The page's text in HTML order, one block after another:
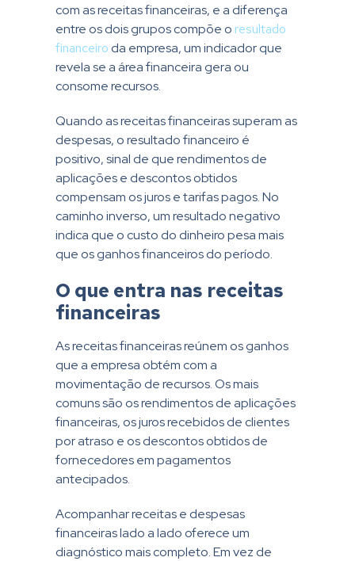
com as receitas financeiras, e a diferença
entre os dois grupos compõe o resultado
financeiro da empresa, um indicador que
revela se a área financeira gera ou
consome recursos.
Quando as receitas financeiras superam as
despesas, o resultado financeiro é
positivo, sinal de que rendimentos de
aplicações e descontos obtidos
compensam os juros e tarifas pagos. No
caminho inverso, um resultado negativo
indica que o custo do dinheiro pesa mais
que os ganhos financeiros do período.
O que entra nas receitas
financeiras
As receitas financeiras reúnem os ganhos
que a empresa obtém com a
movimentação de recursos. Os mais
comuns são os rendimentos de aplicações
financeiras, os juros recebidos de clientes
por atraso e os descontos obtidos de
fornecedores em pagamentos
antecipados.
Acompanhar receitas e despesas
financeiras lado a lado oferece um
diagnóstico mais completo. Em vez de